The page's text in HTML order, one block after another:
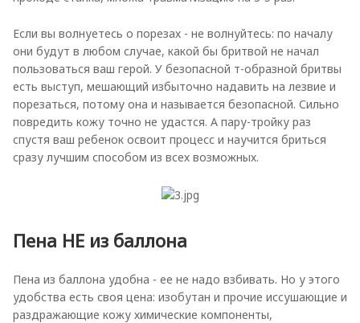
Если вы волнуетесь о порезах - не волнуйтесь: по началу
они будут в любом случае, какой бы бритвой не начал
пользоваться ваш герой. У безопасной т-образной бритвы
есть выступ, мешающий избыточно надавить на лезвие и
порезаться, потому она и называется безопасной. Сильно
повредить кожу точно не удастся. А пару-тройку раз
спустя ваш ребенок освоит процесс и научится бриться
сразу лучшим способом из всех возможных.
Пена НЕ из баллона
Пена из баллона удобна - ее не надо взбивать. Но у этого
удобства есть своя цена: изобутан и прочие иссушающие и
раздражающие кожу химические компоненты,